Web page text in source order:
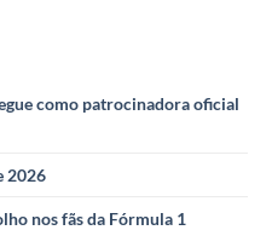
como patrocinadora oficial
2026
nos fãs da Fórmula 1